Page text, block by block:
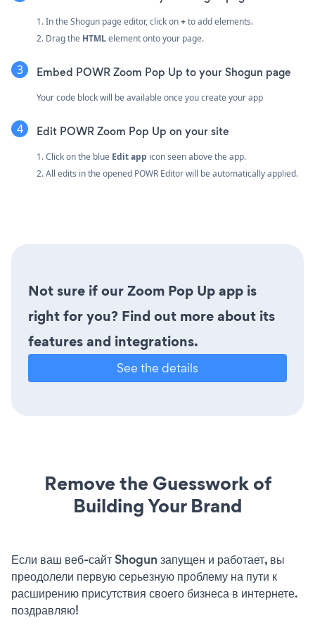
1. In the Shogun page editor, click on+to add elements.
2. Drag the HTMLelement onto your page.
Embed POWR Zoom Pop Up to your Shogun page
Your code block will be available once you create your app
Edit POWR Zoom Pop Up on your site
1. Click on the blue Edit app icon seen above the app.
2. All edits in the opened POWR Editor will be automatically applied.
Not sure if our Zoom Pop Up app is
right for you? Find out more about its
features and integrations.
See the details
Remove the Guesswork of
Building Your Brand
Если ваш веб-сайт Shogun запущен и работает, вы
преодолели первую серьезную проблему на пути к
расширению присутствия своего бизнеса в интернете.
поздравляю!